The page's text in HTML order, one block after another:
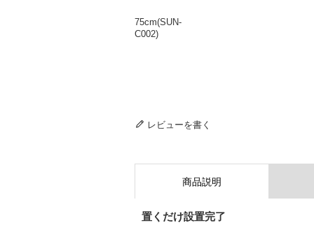
75cm(SUN-
C002)
レビューを書く
商品説明
置くだけ設置完了